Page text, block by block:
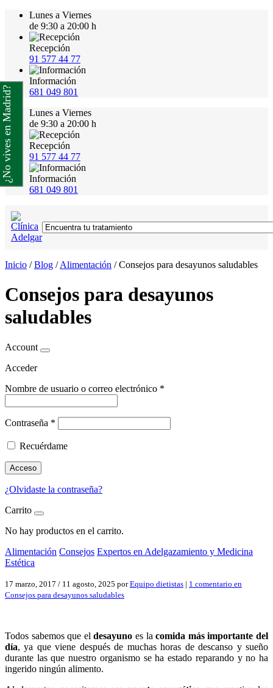
Lunes a Viernes
de 9:30 a 20:00 h
Recepción
91 577 44 77
Información
681 049 801
Lunes a Viernes
de 9:30 a 20:00 h
Recepción
91 577 44 77
Información
681 049 801
Inicio /Blog /Alimentación /Consejos para desayunos saludables
Consejos para desayunos
saludables
Account
Acceder
Nombre de usuario o correo electrónico *
Contraseña *
Recuérdame
Acceso
¿Olvidaste la contraseña?
Carrito
No hay productos en el carrito.
Alimentación Consejos Expertos en Adelgazamiento y Medicina
Estética
17 marzo, 2017 / 11 agosto, 2025 porEquipo dietistas | 1 comentario en
Consejos para desayunos saludables
Todos sabemos que eldesayuno es lacomida más importante del
día, ya que viene después de muchas horas de descanso y sueño
durante las que nuestro organismo se ha estado reparando y no ha
ingerido ningún alimento.
¿No vives en Madrid?